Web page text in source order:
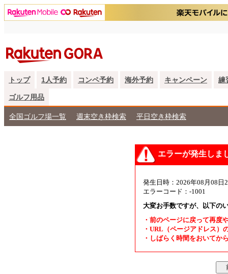
トップ 1人予約 コンペ予約 海外予約 キャンペーン 練
ゴルフ用品
全国ゴルフ場一覧 週末空き枠検索 平日空き枠検索
エラーが発生しま
発生日時：2026年08月08日
エラーコード：-1001
大変お手数ですが、以下の
・前のページに戻って再度
・URL（ページアドレス）
・しばらく時間をおいてか